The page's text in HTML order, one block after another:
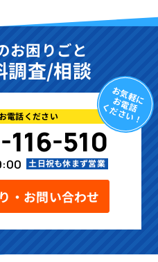
お困りごと
調査/相談
お気軽に
お電話
ください！
電話ください
510
土日祝も休まず営業
・お問い合わせ